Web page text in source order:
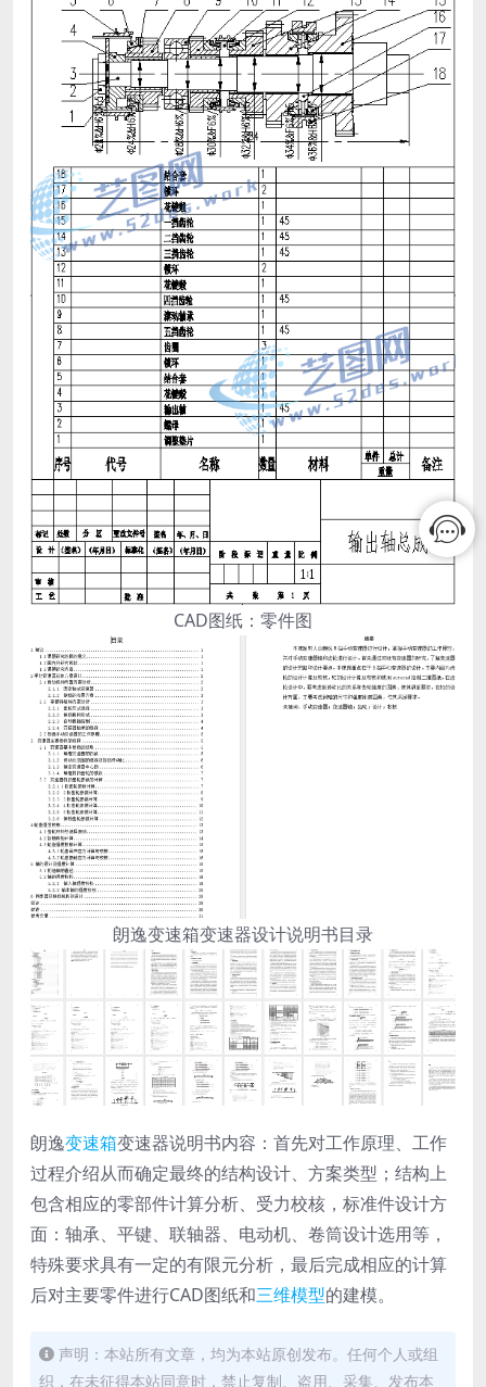
CAD图纸：零件图
朗逸变速箱变速器设计说明书目录
朗逸变速箱变速器说明书内容：首先对工作原理、工作
过程介绍从而确定最终的结构设计、方案类型；结构上
包含相应的零部件计算分析、受力校核，标准件设计方
面：轴承、平键、联轴器、电动机、卷筒设计选用等，
特殊要求具有一定的有限元分析，最后完成相应的计算
后对主要零件进行CAD图纸和三维模型的建模。
声明：本站所有文章，均为本站原创发布。任何个人或组
织，在未征得本站同意时，禁止复制、盗用、采集、发布本